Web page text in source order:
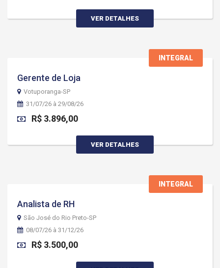
VER DETALHES
INTEGRAL
Gerente de Loja
Votuporanga-SP
31/07/26 à 29/08/26
R$ 3.896,00
VER DETALHES
INTEGRAL
Analista de RH
São José do Rio Preto-SP
08/07/26 à 31/12/26
R$ 3.500,00